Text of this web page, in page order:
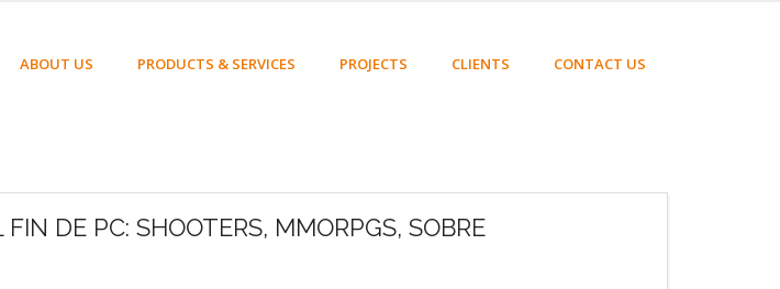
ABOUT US PRODUCTS & SERVICES PROJECTS CLIENTS CONTACT US
DE PC: SHOOTERS, MMORPGS, SOBRE